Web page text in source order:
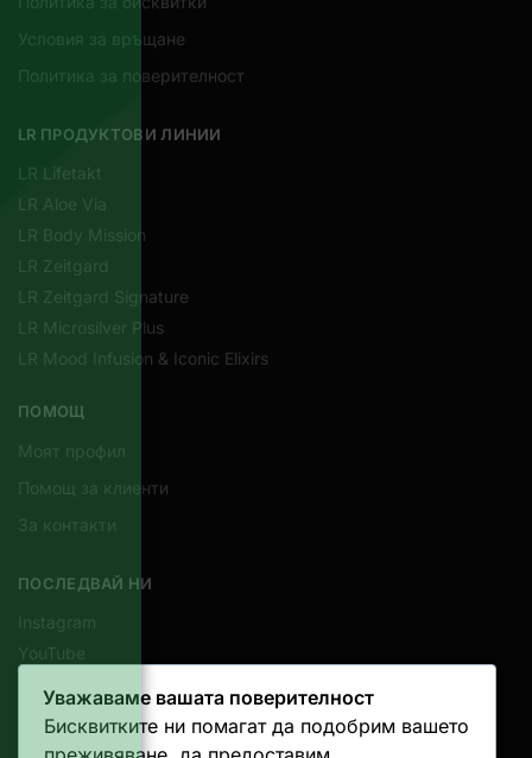
Условия за връщане
Политика за поверителност
LR ПРОДУКТОВИ ЛИНИИ
LR Lifetakt
LR Aloe Via
LR Body Mission
LR Zeitgard
LR Zeitgard Signature
LR Microsilver Plus
LR Mood Infusion & Iconic Elixirs
ПОМОЩ
Моят профил
Помощ за клиенти
За контакти
ПОСЛЕДВАЙ НИ
Instagram
YouTube
КОНТАКТИ
Уважаваме вашата поверителност
Бисквитките ни помагат да подобрим вашето